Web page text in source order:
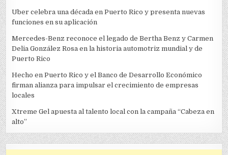
Uber celebra una década en Puerto Rico y presenta nuevas
funciones en su aplicación
Mercedes-Benz reconoce el legado de Bertha Benz y Carmen
Delia González Rosa en la historia automotriz mundial y de
Puerto Rico
Hecho en Puerto Rico y el Banco de Desarrollo Económico
firman alianza para impulsar el crecimiento de empresas
locales
Xtreme Gel apuesta al talento local con la campaña “Cabeza en
alto”